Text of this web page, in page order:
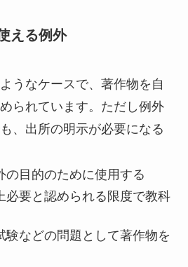
える例外
うなケースで、著作物を自
られています。ただし例外
、出所の明示が必要になる
の目的のために使用する
必要と認められる限度で教科
験などの問題として著作物を